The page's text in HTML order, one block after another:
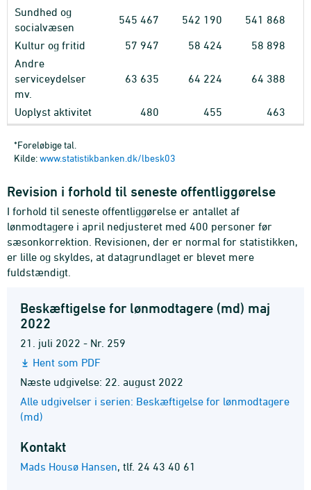
Sundhed og
socialvæsen
545 467 542 190 541 868
Kultur og fritid 57 947 58 424 58 898
Andre
serviceydelser
mv.
63 635 64 224 64 388
Uoplyst aktivitet 480 455 463
*Foreløbige tal.
Kilde:www.statistikbanken.dk/lbesk03
Revision i forhold til seneste offentliggørelse
I forhold til seneste offentliggørelse er antallet af
lønmodtagere i april nedjusteret med 400 personer før
sæsonkorrektion. Revisionen, der er normal for statistikken,
er lille og skyldes, at datagrundlaget er blevet mere
fuldstændigt.
Beskæftigelse for lønmodtagere (md) maj
2022
21. juli 2022 - Nr. 259
Hent som PDF
Næste udgivelse: 22. august 2022
Alle udgivelser i serien: Beskæftigelse for lønmodtagere
(md)
Kontakt
Mads Housø Hansen, tlf. 24 43 40 61